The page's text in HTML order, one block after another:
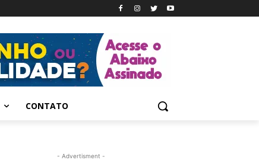
CONTATO
- Advertisment -